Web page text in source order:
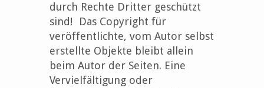
durch Rechte Dritter geschützt
sind! Das Copyright für
veröffentlichte, vom Autor selbst
erstellte Objekte bleibt allein
beim Autor der Seiten. Eine
Vervielfältigung oder